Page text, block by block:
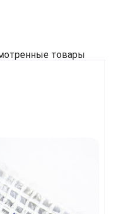
товары